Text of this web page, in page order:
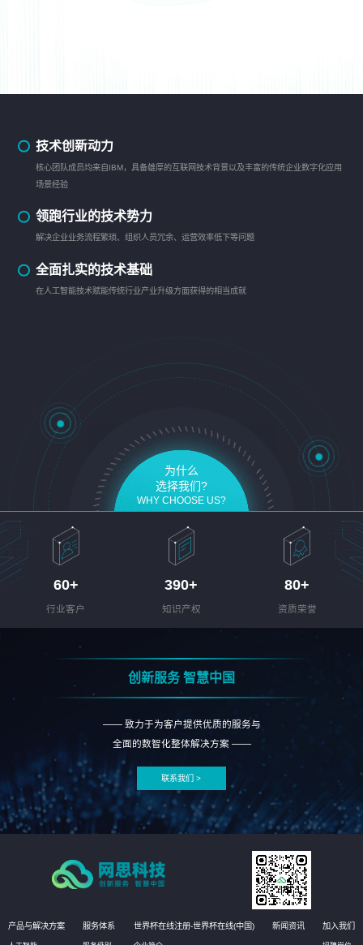
技术创新动力
核心团队成员均来自IBM，具备雄厚的互联网技术背景以及丰富的传统企业数字化应用
场景经验
领跑行业的技术势力
解决企业业务流程繁琐、组织人员冗余、运营效率低下等问题
全面扎实的技术基础
在人工智能技术赋能传统行业产业升级方面获得的相当成就
为什么
选择我们?
WHY CHOOSE US?
60+
行业客户
390+
知识产权
80+
资质荣誉
创新服务 智慧中国
—— 致力于为客户提供优质的服务与
全面的数智化整体解决方案 ——
联系我们 >
产品与解决方案 服务体系 世界杯在线注册-世界杯在线(中国) 新闻资讯 加入我们